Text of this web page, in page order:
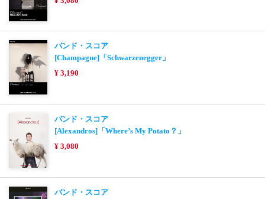
バンド・スコア
[Champagne]「Schwarzenegger」
¥ 3,190
バンド・スコア
[Alexandros]「Where’s My Potato？」
¥ 3,080
バンド・スコア